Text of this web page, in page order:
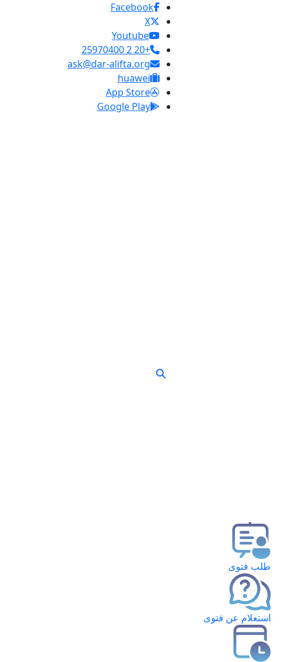
Facebook
X
Youtube
+20 2 25970400
ask@dar-alifta.org
huawei
App Store
Google Play
طلب فتوى
استعلام عن فتوى